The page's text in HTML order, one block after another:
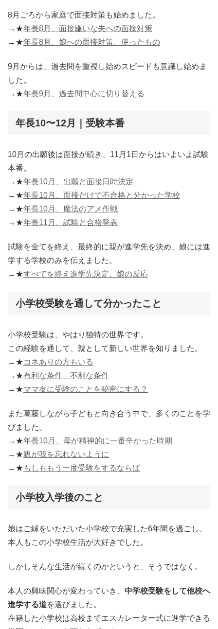
8月ごろから家庭で面接対策も始めました。
→★年長8月、面接嫌いな夫への面接対策
→★年長8月、娘への面接対策、使ったもの
9月からは、過去問を重視し始めスピードも意識し始めま
した。
→★年長9月、過去問中心に切り替える
年長10〜12月｜受験本番
10月の出願後は面接が続き、11月1日からはいよいよ試験
本番。
→★年長10月、出願と面接日時決定
→★年長10月、面接だけで不合格と分かった学校
→★年長10月、魔法のアメ作戦
→★年長11月、試験と合格発表
試験を全てを終え、最終的に親が進学先を決め、娘には進
学する学校のみを伝えました。
→★すべてを終え進学先決定、娘の反応
小学校受験を通して分かったこと
小学校受験は、やはり独特の世界です。
この経験を通して、親として新しい世界を知りました。
→★コネありの方もいる
→★有利な条件、不利な条件
→★ママ友に受験のことを秘密にする？
また葛藤しながら子どもと向き合う中で、多くのことを学
びました。
→★年長10月、母が精神的に一番辛かった時期
→★親が我を忘れないように
→★ もしももう一度受験をするならば
小学校入学後のこと
娘はご縁をいただいた小学校で充実した6年間を過ごし、
本人もこの小学校生活が大好きでした。
しかしそんな生活が続くのかというと、そうではなく。
本人の興味関心が変わっていき、 中学校受験をして他校へ
進学する道を選びました。
在籍した小学校は高校までエスカレーター式に進学できる